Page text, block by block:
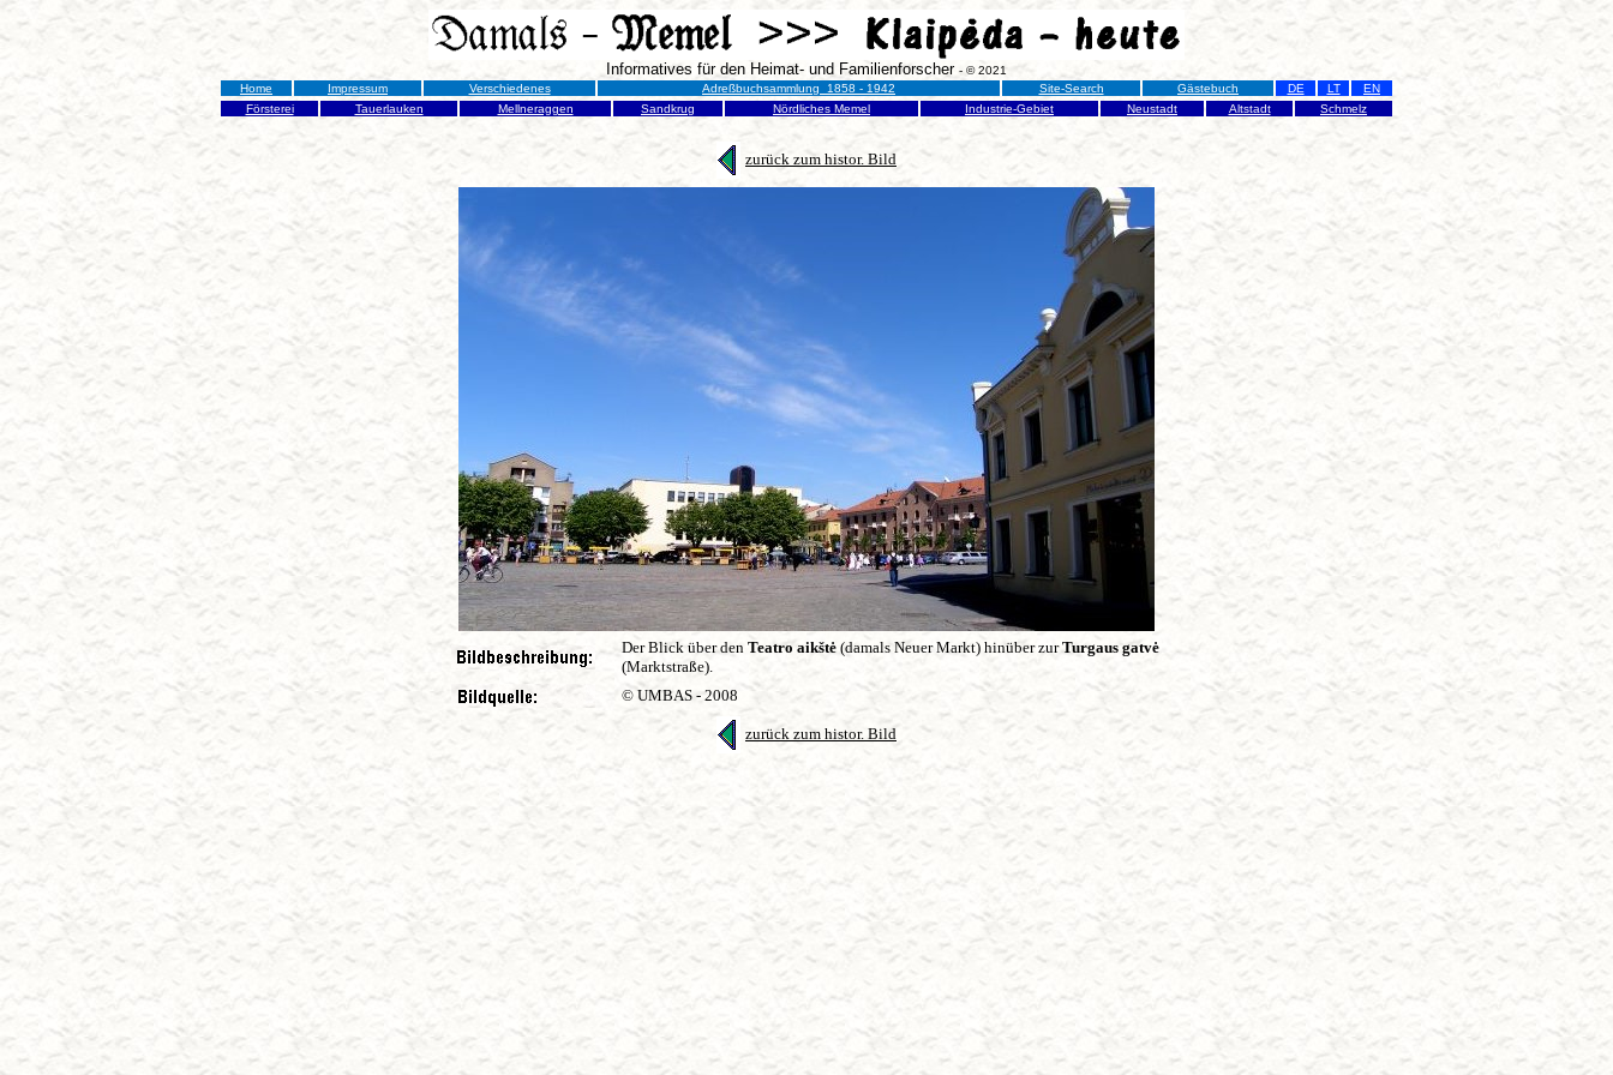
Informatives für den Heimat- und Familienforscher - © 2021
Home
Impressum Verschiedenes Adreßbuchsammlung 1858 - 1942 Site-Search Gästebuch DE LT
EN
Försterei
Tauerlauken Mellneraggen Sandkrug Nördliches Memel Industrie-Gebiet Neustadt Altstadt Schmelz
zurück zum histor. Bild
Der Blick über den Teatro aikštė (damals Neuer Markt) hinüber zurTurgaus gatvė
(Marktstraße).
© UMBAS - 2008
zurück zum histor. Bild